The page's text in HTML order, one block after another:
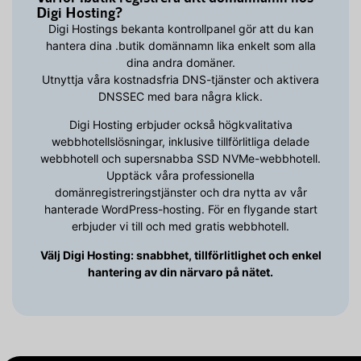
Digi Hosting?
Digi Hostings bekanta kontrollpanel gör att du kan
hantera dina .butik domännamn lika enkelt som alla
dina andra domäner.
Utnyttja våra kostnadsfria DNS-tjänster och aktivera
DNSSEC med bara några klick.
Digi Hosting erbjuder också högkvalitativa
webbhotellslösningar, inklusive tillförlitliga delade
webbhotell och supersnabba SSD NVMe-webbhotell.
Upptäck våra professionella
domänregistreringstjänster och dra nytta av vår
hanterade WordPress-hosting. För en flygande start
erbjuder vi till och med gratis webbhotell.
Välj Digi Hosting: snabbhet, tillförlitlighet och enkel
hantering av din närvaro på nätet.